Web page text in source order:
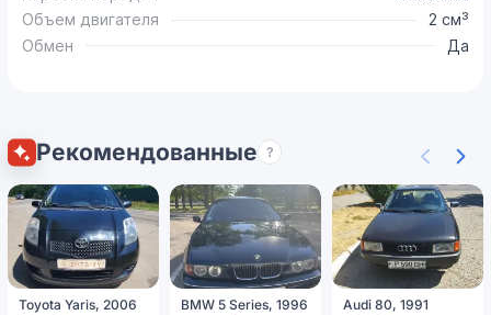
Объем двигателя
2 см³
Обмен
Да
Рекомендованные ?
Toyota Yaris, 2006 BMW 5 Series, 1996 Audi 80, 1991